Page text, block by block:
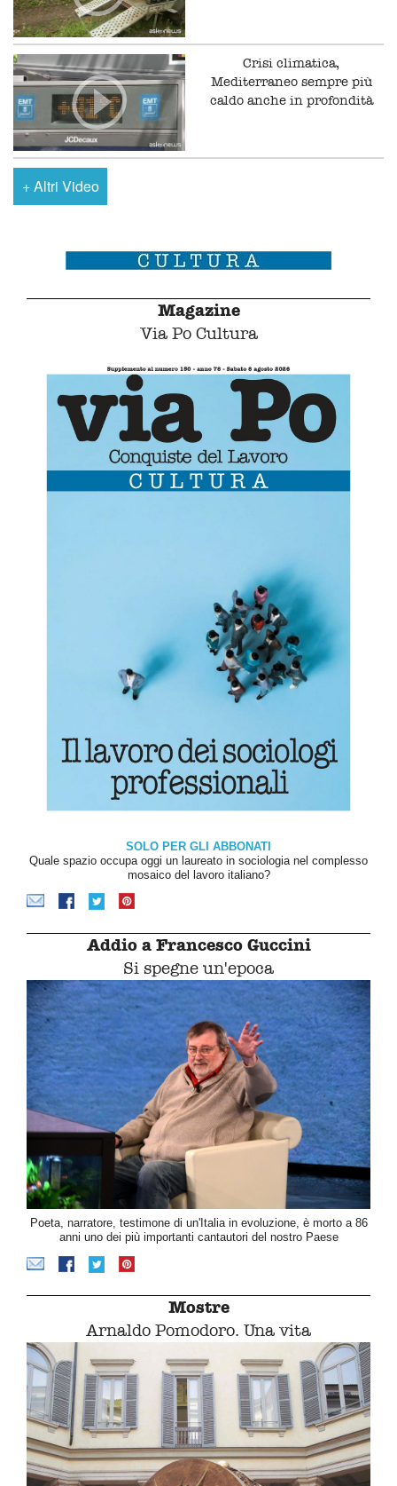
Crisi climatica,
Mediterraneo sempre più
caldo anche in profondità
+Altri Video
Magazine
Via Po Cultura
SOLO PER GLI ABBONATI
Quale spazio occupa oggi un laureato in sociologia nel complesso
mosaico del lavoro italiano?
Addio a Francesco Guccini
Si spegne un'epoca
Poeta, narratore, testimone di un'Italia in evoluzione, è morto a 86
anni uno dei più importanti cantautori del nostro Paese
Mostre
Arnaldo Pomodoro. Una vita